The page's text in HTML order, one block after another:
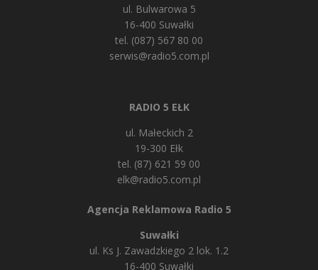
ul. Bulwarowa 5
16-400 Suwałki
tel. (087) 567 80 00
serwis@radio5.com.pl
RADIO 5 EŁK
ul. Małeckich 2
19-300 Ełk
tel. (87) 621 59 00
elk@radio5.com.pl
Agencja Reklamowa Radio 5
Suwałki
ul. Ks J. Zawadzkiego 2 lok. 1.2
16-400 Suwałki